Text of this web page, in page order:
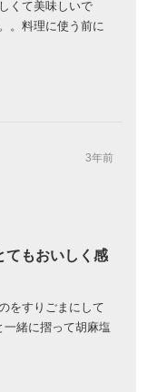
くて美味しいで
。料理に使う前に
3年前
てもおいしく感
をすりごまにして
緒に摺って胡麻塩